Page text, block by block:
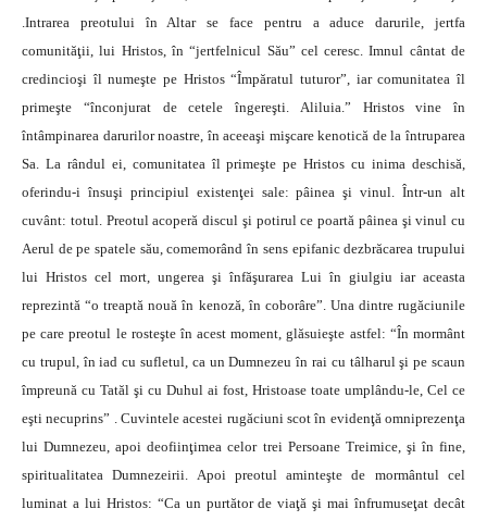
.Intrarea preotului în Altar se face pentru a aduce darurile, jertfa
comunităţii, lui Hristos, în “jertfelnicul Său” cel ceresc. Imnul cântat de
credincioşi îl numeşte pe Hristos “Împăratul tuturor”, iar comunitatea îl
primeşte “înconjurat de cetele îngereşti. Aliluia.” Hristos vine în
întâmpinarea darurilor noastre, în aceeaşi mişcare kenotică de la întruparea
Sa. La rândul ei, comunitatea îl primeşte pe Hristos cu inima deschisă,
oferindu-i însuşi principiul existenţei sale: pâinea şi vinul. Într-un alt
cuvânt: totul. Preotul acoperă discul şi potirul ce poartă pâinea şi vinul cu
Aerul de pe spatele său, comemorând în sens epifanic dezbrăcarea trupului
lui Hristos cel mort, ungerea şi înfăşurarea Lui în giulgiu iar aceasta
reprezintă “o treaptă nouă în kenoză, în coborâre”. Una dintre rugăciunile
pe care preotul le rosteşte în acest moment, glăsuieşte astfel: “În mormânt
cu trupul, în iad cu sufletul, ca un Dumnezeu în rai cu tâlharul şi pe scaun
împreună cu Tatăl şi cu Duhul ai fost, Hristoase toate umplându-le, Cel ce
eşti necuprins” . Cuvintele acestei rugăciuni scot în evidenţă omniprezenţa
lui Dumnezeu, apoi deofiinţimea celor trei Persoane Treimice, şi în fine,
spiritualitatea Dumnezeirii. Apoi preotul aminteşte de mormântul cel
luminat a lui Hristos: “Ca un purtător de viaţă şi mai înfrumuseţat decât